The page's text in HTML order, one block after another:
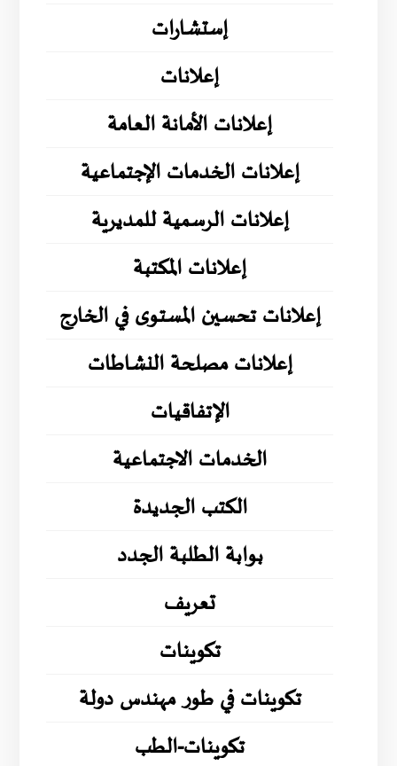
إستشارات
إعلانات
إعلانات الأمانة العامة
إعلانات الخدمات الإجتماعية
إعلانات الرسمية للمديرية
إعلانات المكتبة
إعلانات تحسين المستوى في الخارج
إعلانات مصلحة النشاطات
الإتفاقيات
الخدمات الاجتماعية
الكتب الجديدة
بوابة الطلبة الجدد
تعريف
تكوينات
تكوينات في طور مهندس دولة
تكوينات-الطب